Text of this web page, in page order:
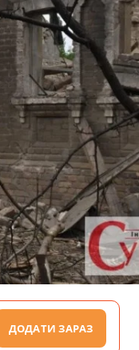
ДОДАТИ ЗАРАЗ